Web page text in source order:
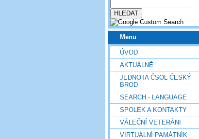
Menu
ÚVOD
AKTUÁLNĚ
JEDNOTA ČSOL ČESKÝ
BROD
SEARCH - LANGUAGE
SPOLEK A KONTAKTY
VÁLEČNÍ VETERÁNI
VIRTUÁLNÍ PAMÁTNÍK